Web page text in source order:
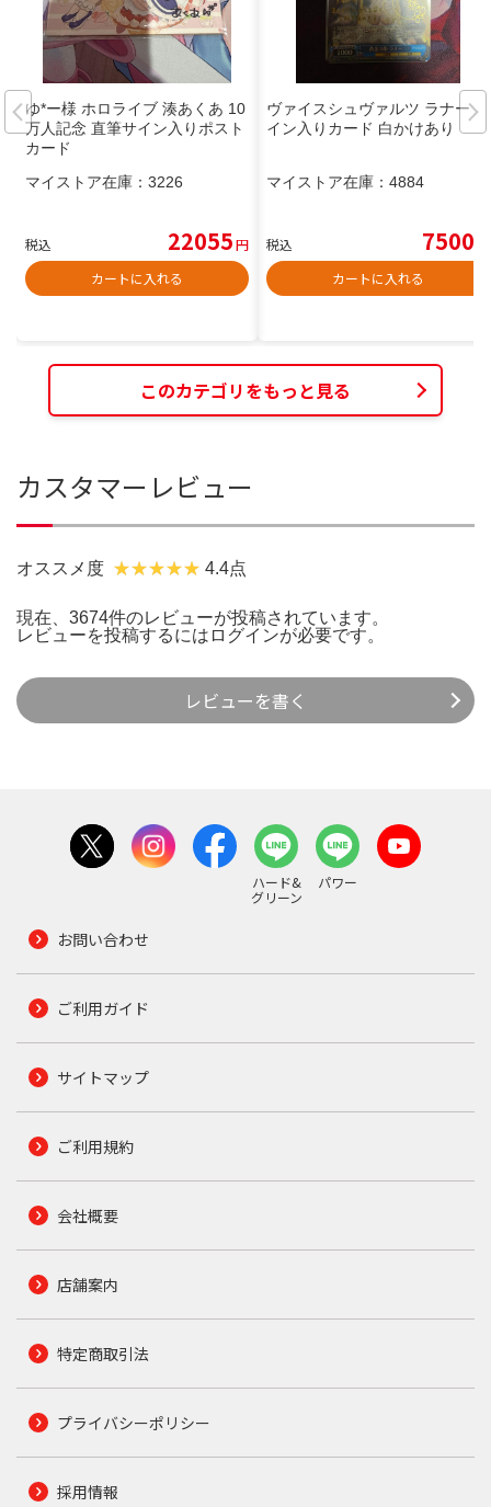
ゆ*ー様 ホロライブ 湊あくあ 10
万人記念 直筆サイン入りポスト
カード
マイストア在庫： 3226
税込 22055円
カートに入れる
ヴァイスシュヴァルツ ラナー サ
イン入りカード 白かけあり
マイストア在庫： 4884
税込 7500
カートに入れる
このカテゴリをもっと見る
カスタマーレビュー
オススメ度 4.4点
現在、3674件のレビューが投稿されています。
レビューを投稿するには ログインが必要です。
レビューを書く
ハード&
グリーン
パワー
お問い合わせ
ご利用ガイド
サイトマップ
ご利用規約
会社概要
店舗案内
特定商取引法
プライバシーポリシー
採用情報